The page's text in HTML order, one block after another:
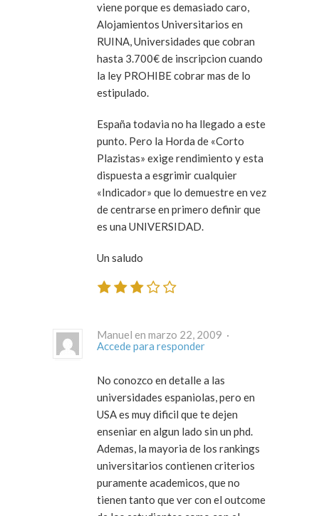
viene porque es demasiado caro,
Alojamientos Universitarios en
RUINA, Universidades que cobran
hasta 3.700€ de inscripcion cuando
la ley PROHIBE cobrar mas de lo
estipulado.
España todavia no ha llegado a este
punto. Pero la Horda de «Corto
Plazistas» exige rendimiento y esta
dispuesta a esgrimir cualquier
«Indicador» que lo demuestre en vez
de centrarse en primero definir que
es una UNIVERSIDAD.
Un saludo
Manuel en marzo 22, 2009 ·
Accede para responder
No conozco en detalle a las
universidades espaniolas, pero en
USA es muy dificil que te dejen
enseniar en algun lado sin un phd.
Ademas, la mayoria de los rankings
universitarios contienen criterios
puramente academicos, que no
tienen tanto que ver con el outcome